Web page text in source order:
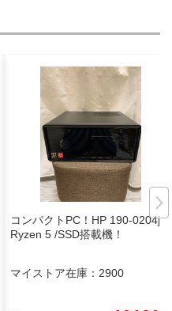
コンパクトPC！HP 190-0204jp/
Ryzen 5 /SSD搭載機！
マイストア在庫： 2900